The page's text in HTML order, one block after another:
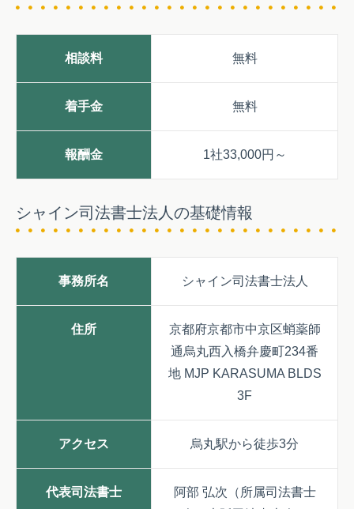
相談料 無料
着手金 無料
報酬金 1社33,000円～
シャイン司法書士法人の基礎情報
事務所名 シャイン司法書士法人
住所
京都府京都市中京区蛸薬師
通烏丸西入橋弁慶町234番
地 MJP KARASUMA BLDS
3F
アクセス 烏丸駅から徒歩3分
代表司法書士
阿部 弘次（所属司法書士